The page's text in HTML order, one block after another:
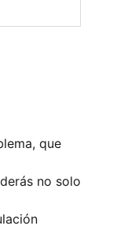
que
no solo